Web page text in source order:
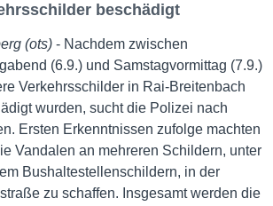
beschädigt
(ots) - Nachdem zwischen
(6.9.) und Samstagvormittag (7.9.)
Verkehrsschilder in Rai-Breitenbach
wurden, sucht die Polizei nach
Ersten Erkenntnissen zufolge machten
Vandalen an mehreren Schildern, unter
Bushaltestellenschildern, in der
zu schaffen. Insgesamt werden die